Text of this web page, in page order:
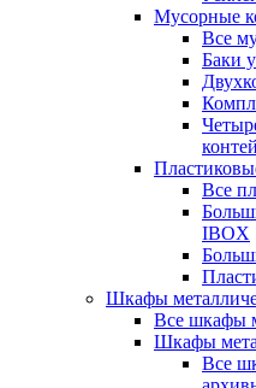
Мусорные
Все
Баки
Все
IBOX
Шкафы
Все шкафы
Шкафы
Все